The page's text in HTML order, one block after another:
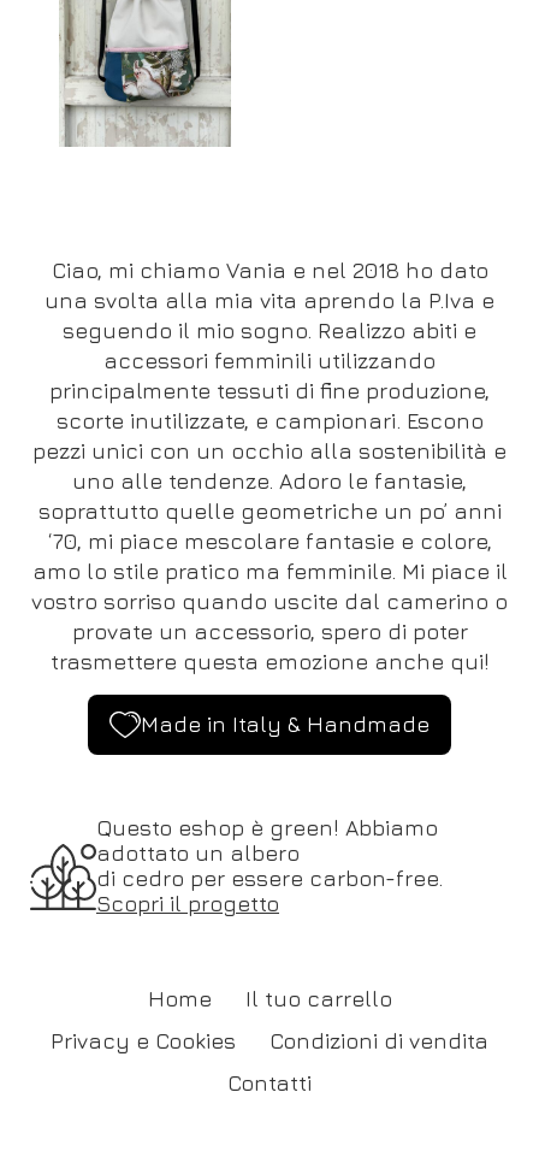
Ciao, mi chiamo Vania e nel 2018 ho dato
una svolta alla mia vita aprendo la P.Iva e
seguendo il mio sogno. Realizzo abiti e
accessori femminili utilizzando
principalmente tessuti di fine produzione,
scorte inutilizzate, e campionari. Escono
pezzi unici con un occhio alla sostenibilità e
uno alle tendenze. Adoro le fantasie,
soprattutto quelle geometriche un po’ anni
‘70, mi piace mescolare fantasie e colore,
amo lo stile pratico ma femminile. Mi piace il
vostro sorriso quando uscite dal camerino o
provate un accessorio, spero di poter
trasmettere questa emozione anche qui!
Made in Italy & Handmade
Questo eshop è green! Abbiamo
adottato un albero
di cedro per essere carbon-free.
Scopri il progetto
Home
Il tuo carrello
Privacy e Cookies
Condizioni di vendita
Contatti